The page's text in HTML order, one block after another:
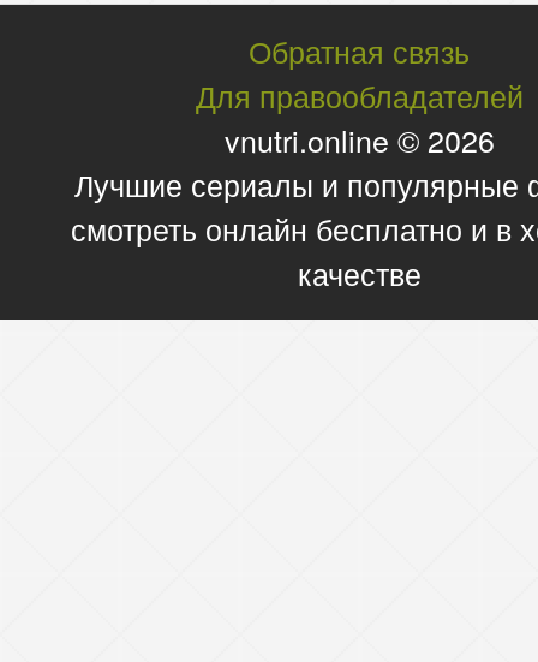
Обратная связь
Для правообладателей
vnutri.online © 2026
Лучшие сериалы и
смотреть онлайн бесплатно и в
качестве